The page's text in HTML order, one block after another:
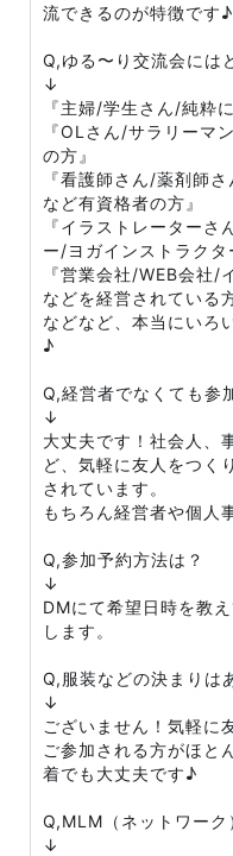
流できるのが特徴です♪
Q,ゆる〜り交流会には
↓
『主婦/学生さん/純粋
『OLさん/サラリーマ
の方』
『看護師さん/薬剤師
など有資格者の方』
『イラストレーター
ー/ヨガインストラクタ
『営業会社/WEB会社
などを経営されている
などなど、本当にいろ
♪
Q,経営者でなくても参
↓
大丈夫です！社会人、
ど、気軽に友人をつく
されています。
もちろん経営者や個人
Q,参加予約方法は？
↓
DMにて希望日時を教
します。
Q,服装などの決まりは
↓
ございません！気軽に
ご参加される方がほと
着でも大丈夫です♪
Q,MLM（ネットワーク
↓